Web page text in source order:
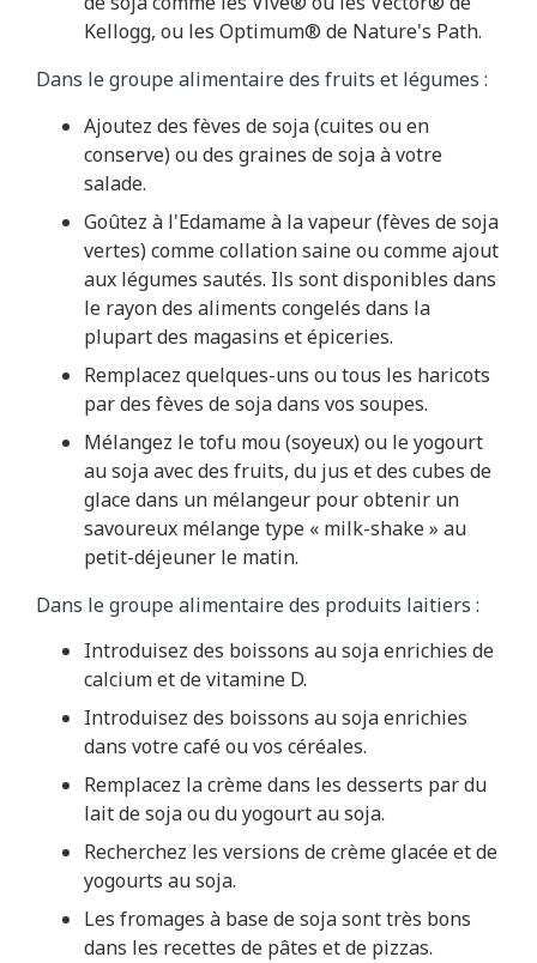
Kellogg, ou les Optimum® de Nature's Path.
Dans le groupe alimentaire des fruits et légumes :
Ajoutez des fèves de soja (cuites ou en
conserve) ou des graines de soja à votre
salade.
Goûtez à l'Edamame à la vapeur (fèves de soja
vertes) comme collation saine ou comme ajout
aux légumes sautés. Ils sont disponibles dans
le rayon des aliments congelés dans la
plupart des magasins et épiceries.
Remplacez quelques-uns ou tous les haricots
par des fèves de soja dans vos soupes.
Mélangez le tofu mou (soyeux) ou le yogourt
au soja avec des fruits, du jus et des cubes de
glace dans un mélangeur pour obtenir un
savoureux mélange type « milk-shake » au
petit-déjeuner le matin.
Dans le groupe alimentaire des produits laitiers :
Introduisez des boissons au soja enrichies de
calcium et de vitamine D.
Introduisez des boissons au soja enrichies
dans votre café ou vos céréales.
Remplacez la crème dans les desserts par du
lait de soja ou du yogourt au soja.
Recherchez les versions de crème glacée et de
yogourts au soja.
Les fromages à base de soja sont très bons
dans les recettes de pâtes et de pizzas.